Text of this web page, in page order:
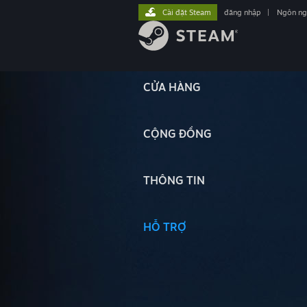
CỬA HÀNG
CỘNG ĐỒNG
THÔNG TIN
HỖ TRỢ
Cài đặt Steam đăng nhập Ngôn